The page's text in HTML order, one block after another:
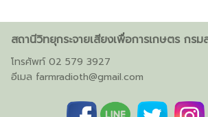
สถานีวิทยุกระจายเสียงเพื่อการเกษตร กรม
โทรศัพท์ 02 579 3927
อีเมล farmradioth@gmail.com